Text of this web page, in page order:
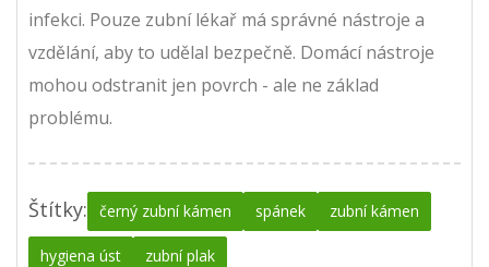
infekci. Pouze zubní lékař má správné nástroje a
vzdělání, aby to udělal bezpečně. Domácí nástroje
mohou odstranit jen povrch - ale ne základ
problému.
Štítky: černý zubní kámen spánek zubní kámen
hygiena úst zubní plak